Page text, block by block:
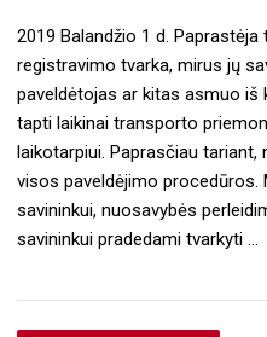
2019 Balandžio 1 d.
registravimo tvarka, mirus jų
paveldėtojas ar kitas asmuo iš
tapti laikinai transporto
laikotarpiui. Paprasčiau
visos paveldėjimo
savininkui, nuosavybės
savininkui pradedami tvarkyti …